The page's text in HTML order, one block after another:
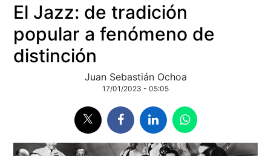
El Jazz: de tradición
popular a fenómeno de
distinción
Juan Sebastián Ochoa
17/01/2023 - 05:05